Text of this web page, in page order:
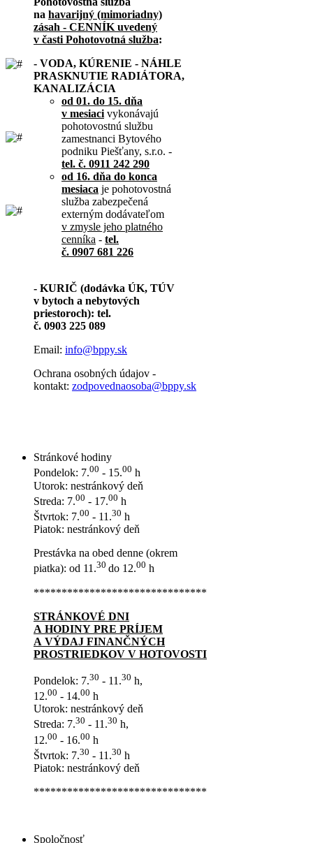
na havarijný (mimoriadny)
zásah - CENNÍK uvedený
v časti Pohotovotná služba:
- VODA, KÚRENIE - NÁHLE
PRASKNUTIE RADIÁTORA,
KANALIZÁCIA
od 01. do 15. dňa
v mesiaci vykonávajú
pohotovostnú službu
zamestnanci Bytového
podniku Piešťany, s.r.o. -
tel. č. 0911 242 290
od 16. dňa do konca
mesiaca je pohotovostná
služba zabezpečená
externým dodávateľom
v zmysle jeho platného
cenníka - tel.
č. 0907 681 226
- KURIČ (dodávka ÚK, TÚV
v bytoch a nebytových
priestoroch): tel.
č. 0903 225 089
Email: info@bppy.sk
Ochrana osobných údajov -
kontakt: zodpovednaosoba@bppy.sk
Stránkové hodiny
Pondelok: 7.00 - 15.00 h
Utorok: nestránkový deň
Streda: 7.00 - 17.00 h
Štvrtok: 7.00 - 11.30 h
Piatok: nestránkový deň
Prestávka na obed denne (okrem
piatka): od 11.30 do 12.00 h
*******************************
STRÁNKOVÉ DNI
A HODINY PRE PRÍJEM
A VÝDAJ FINANČNÝCH
PROSTRIEDKOV V HOTOVOSTI
Pondelok: 7.30 - 11.30 h,
12.00 - 14.00 h
Utorok: nestránkový deň
Streda: 7.30 - 11.30 h,
12.00 - 16.00 h
Štvrtok: 7.30 - 11.30 h
Piatok: nestránkový deň
*******************************
Spoločnosť